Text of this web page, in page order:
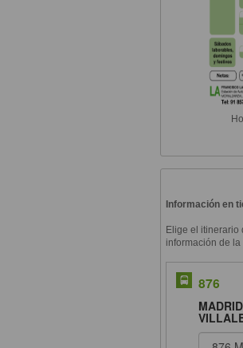
Información en
Elige el itinerario
información de